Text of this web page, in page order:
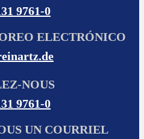
9761-0
ELECTRÓNICO
NOUS
9761-0
UN COURRIEL